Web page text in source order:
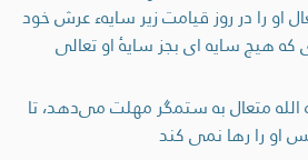
او را در روز قيامت زير سايهء عرش خود
كه هيچ سايه اى بجز سايۀ او تعالی
متعال به ستمگر مهلت می‌دهد، تا
او را رها نمی کند